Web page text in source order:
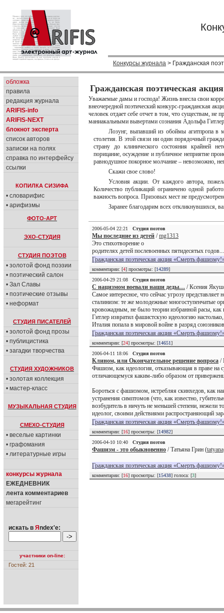
Конкурсы журнала > Гражданская
обложка
правила
редакция журнала
ARIFIS-info
ARIFIS-NEXT
блокнот эксперта
список авторов
записки на полях
справка по интерфейсу
ссылки
КОПИЛКА СИЗИФА
• словарифис
• арифизмы
ФОТО-АРТ
ЭХО-СТУДИЯ
СТУДИЯ ПОЭТОВ
• золотой фонд поэзии
• поэтический салон
• Зал Славы
• поэтические отзывы
• неформат
СТУДИЯ ПИСАТЕЛЕЙ
• золотой фонд прозы
• публицистика
• загадки творчества
СТУДИЯ ХУДОЖНИКОВ
• золотая коллекция
• мастер-класс
МУЗЫКАЛЬНАЯ СТУДИЯ
СМЕХО-СТУДИЯ
• веселые картинки
• графомания
• литературные игры
конкурсы журнала
ЕЖЕДНЕВНИК
лента комментариев
мегарейтинг
искать в Я ndex'е:
участники on-line:
Гостей: 21
Гражданская поэтическая
Уважаемые дамы и господа! Жизнь внесла свои
внеочередной поэтический конкурс-гражданская
человек отдает себе отчет в том, что существам,
маниакальными вывертами сознания Адольфа
Лозунг, выпавший из обоймы агитпропа в
столетия. В этой связи ни один порядочный
страну до клинического состояния крайней
порицание, осуждение и публичное неприятие
равнодушное покорное молчание – невозможно,
Скажи свое слово!
Условия акции. От каждого автора,
Количество публикаций ограничено одной
важность вопроса. Призовых мест не
Заранее благодарим всех откликнувшихся,
2006-05-04 22:21 Студия поэтов
Мы последние из детей /mg1313
Это стихотворение о
родителях детей послевоенных пятидесятых годов...
Гражданская поэтическая акция «Смерть
комментарии: [4] просмотры: [14289]
2006-04-29 21:08
Студия поэтов
С нацизмом воевали наши деды… / Ксения
Самое интересное, что сейчас угрозу
сталинизм: те же молодежные многоступенчатые
кровожадным, не было теории избранной расы, как
Гитлер извратил фашистскую идеологию
Италия попала в мировой войне в разряд
Гражданская поэтическая акция «Смерть
комментарии: [24] просмотры: [14651]
2006-04-11 18:06
Студия поэтов
Клином, или Окончательное решение вопроса /
Фашизм, как идеология, отказывающая в праве на
отличающемуся каким-либо образом от
Бороться с фашизмом, истребляя скинхедов, как
устранения симптомов (что, как известно,
возбудитель в ничуть не меньшей степени, нежели
идеолог, своими действиями распространяющий
Гражданская поэтическая акция «Смерть
комментарии: [16] просмотры: [14982]
2006-04-10 10:40
Студия поэтов
Фашизм - это обыкновенно / Татьяна Грин (
Гражданская поэтическая акция «Смерть
комментарии: [16] просмотры: [15438] голоса: [3]